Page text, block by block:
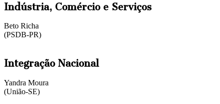
Indústria, Comércio e Serviços
Beto Richa
(PSDB-PR)
Integração Nacional
Yandra Moura
(União-SE)